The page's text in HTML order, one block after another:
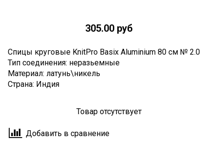
305.00 руб
Спицы круговые KnitPro Basix Aluminium 80 см № 2.0
Тип соединения: неразьемные
Материал: латунь\никель
Страна: Индия
Товар отсутствует
Добавить в сравнение